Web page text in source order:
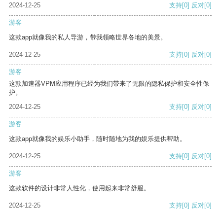
2024-12-25 支持[0] 反对[0]
游客
这款app就像我的私人导游，带我领略世界各地的美景。
2024-12-25 支持[0] 反对[0]
游客
这款加速器VPM应用程序已经为我们带来了无限的隐私保护和安全性保
护。
2024-12-25
支持[0] 反对[0]
游客
这款app就像我的娱乐小助手，随时随地为我的娱乐提供帮助。
2024-12-25 支持[0] 反对[0]
游客
这款软件的设计非常人性化，使用起来非常舒服。
2024-12-25 支持[0] 反对[0]